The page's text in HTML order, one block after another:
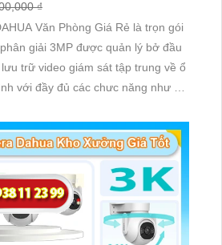
₫
Văn Phòng Giá Rẻ là trọn gói
giải 3MP được quản lý bở đầu
trữ video giám sát tập trung về ổ
với đầy đủ các chưc năng như AI
ban đêm